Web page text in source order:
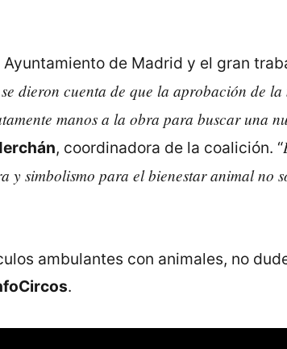
de Madrid y el gran
dieron cuenta de que la aprobación de la
manos a la obra para buscar una
, coordinadora de la coalición. “
y simbolismo para el bienestar animal no
ambulantes con animales, no
.